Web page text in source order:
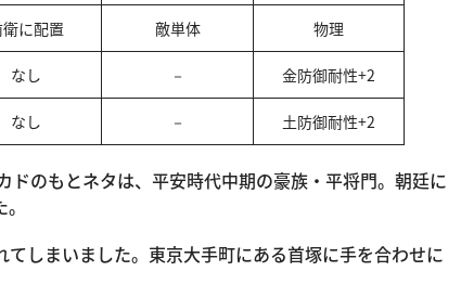
に配置 敵単体 物理
なし － 金防御耐性+2
なし － 土防御耐性+2
ドのもとネタは、平安時代中期の豪族・平将門。朝廷に
しまいました。東京大手町にある首塚に手を合わせに